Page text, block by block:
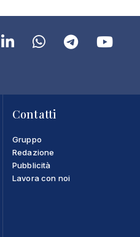
Contatti
Gruppo
Redazione
Pubblicità
Lavora con noi